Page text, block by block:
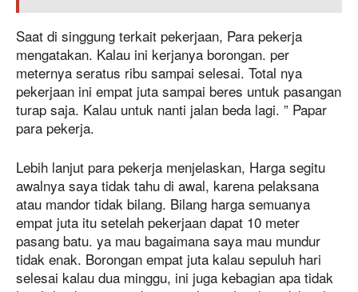
Saat di singgung terkait pekerjaan, Para pekerja
mengatakan. Kalau ini kerjanya borongan. per
meternya seratus ribu sampai selesai. Total nya
pekerjaan ini empat juta sampai beres untuk pasangan
turap saja. Kalau untuk nanti jalan beda lagi. ” Papar
para pekerja.
Lebih lanjut para pekerja menjelaskan, Harga segitu
awalnya saya tidak tahu di awal, karena pelaksana
atau mandor tidak bilang. Bilang harga semuanya
empat juta itu setelah pekerjaan dapat 10 meter
pasang batu. ya mau bagaimana saya mau mundur
tidak enak. Borongan empat juta kalau sepuluh hari
selesai kalau dua minggu, ini juga kebagian apa tidak